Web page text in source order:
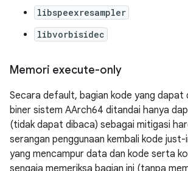
libspeexresampler
libvorbisidec
Memori execute-only
Secara default, bagian kode yang dapat
biner sistem AArch64 ditandai hanya
(tidak dapat dibaca) sebagai mitigasi
serangan penggunaan kembali kode
yang mencampur data dan kode serta
sengaja memeriksa bagian ini (tanpa